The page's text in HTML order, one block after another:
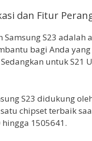
dan Fitur
S23 adalah
bagi Anda
untuk S21
S23 didukung
chipset terbaik
1505641.